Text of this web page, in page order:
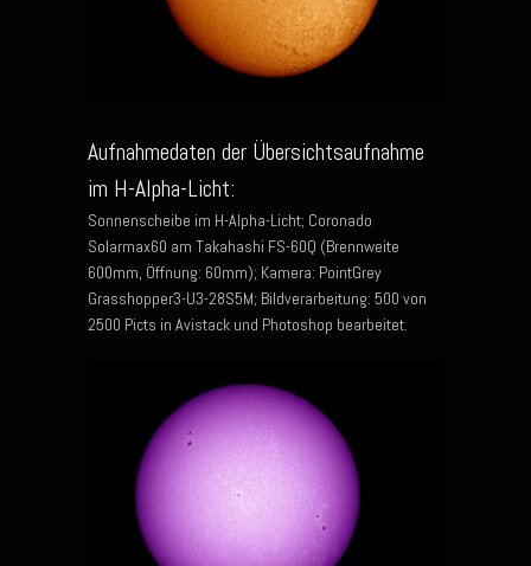
Aufnahmedaten der Übersichtsaufnahme
im H-Alpha-Licht:
Sonnenscheibe im H-Alpha-Licht; Coronado
Solarmax60 am Takahashi FS-60Q (Brennweite
600mm, Öffnung: 60mm); Kamera: PointGrey
Grasshopper3-U3-28S5M; Bildverarbeitung: 500 von
2500 Picts in Avistack und Photoshop bearbeitet.